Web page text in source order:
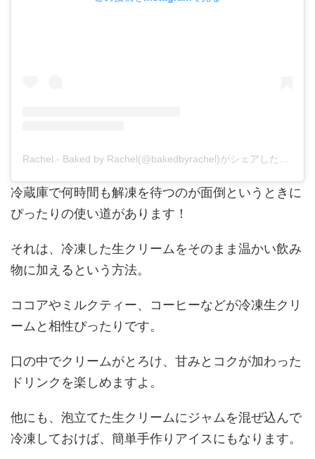
冷蔵庫で何時間も解凍を待つのが面倒というときに
ぴったりの使い道があります！
それは、冷凍した生クリームをそのまま温かい飲み
物に加えるという方法。
ココアやミルクティー、コーヒーなどが冷凍生クリ
ームと相性ぴったりです。
口の中でクリームがとろけ、甘みとコクが加わった
ドリンクを楽しめますよ。
他にも、泡立てた生クリームにジャムを混ぜ込んで
冷凍しておけば、簡単手作りアイスにもなります。